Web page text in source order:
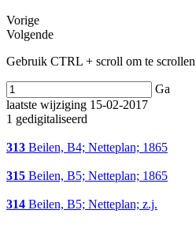
Vorige
Volgende
Gebruik CTRL + scroll om te scrollen
Ga
laatste wijziging 15-02-2017
1 gedigitaliseerd
313 Beilen, B4; Netteplan; 1865
315 Beilen, B5; Netteplan; 1865
314 Beilen, B5; Netteplan; z.j.